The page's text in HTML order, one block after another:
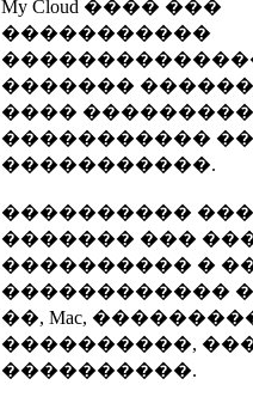
My Cloud ���� ���
�����������
�������
����
�����������
�����������.
����������
������� ���
���������� �
������������
��, Mac,
����������,
����������.